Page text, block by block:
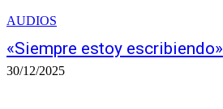
AUDIOS
«Siempre estoy escribiendo»
30/12/2025